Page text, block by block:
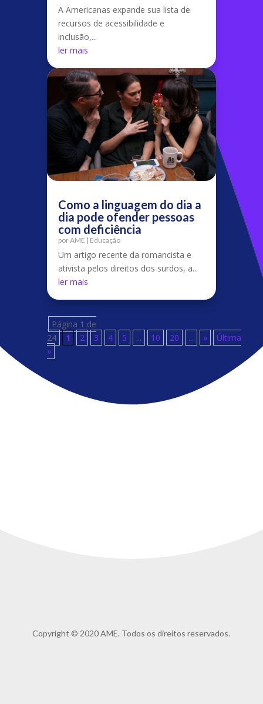
A Americanas expande sua lista de
recursos de acessibilidade e
inclusão,...
ler mais
Como a linguagem do dia a
dia pode ofender pessoas
com deficiência
porAME | Educação
Um artigo recente da romancista e
ativista pelos direitos dos surdos, a...
ler mais
Página 1 de
24
1 2 3 4 5 ... 10 20 ... »
Última
»
Copyright © 2020 AME. Todos os direitos reservados.